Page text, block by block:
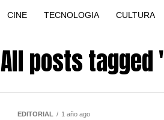
CINE TECNOLOGIA CULTURA
All posts
EDITORIAL 1 año ago